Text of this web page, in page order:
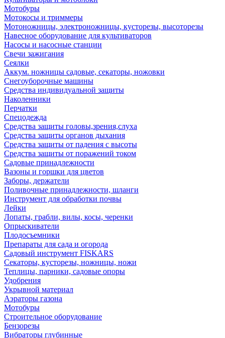
Мотобуры
Мотокосы и триммеры
Мотоножницы, электроножницы, кусторезы, высоторезы
Навесное оборудование для культиваторов
Насосы и насосные станции
Свечи зажигания
Сеялки
Аккум. ножницы садовые, секаторы, ножовки
Снегоуборочные машины
Средства индивидуальной защиты
Наколенники
Перчатки
Спецодежда
Средства защиты головы,зрения,слуха
Средства защиты органов дыхания
Средства защиты от падения с высоты
Средства защиты от поражений током
Садовые принадлежности
Вазоны и горшки для цветов
Заборы, держатели
Поливочные принадлежности, шланги
Инструмент для обработки почвы
Лейки
Лопаты, грабли, вилы, косы, черенки
Опрыскиватели
Плодосъемники
Препараты для сада и огорода
Садовый инструмент FISKARS
Секаторы, кусторезы, ножницы, ножи
Теплицы, парники, садовые опоры
Удобрения
Укрывной материал
Аэраторы газона
Мотобуры
Строительное оборудование
Бензорезы
Вибраторы глубинные